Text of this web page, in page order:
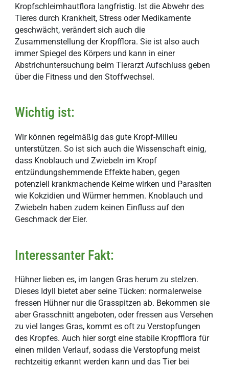
Kropfschleimhautflora langfristig. Ist die Abwehr des
Tieres durch Krankheit, Stress oder Medikamente
geschwächt, verändert sich auch die
Zusammenstellung der Kropfflora. Sie ist also auch
immer Spiegel des Körpers und kann in einer
Abstrichuntersuchung beim Tierarzt Aufschluss geben
über die Fitness und den Stoffwechsel.
Wichtig ist:
Wir können regelmäßig das gute Kropf-Milieu
unterstützen. So ist sich auch die Wissenschaft einig,
dass Knoblauch und Zwiebeln im Kropf
entzündungshemmende Effekte haben, gegen
potenziell krankmachende Keime wirken und Parasiten
wie Kokzidien und Würmer hemmen. Knoblauch und
Zwiebeln haben zudem keinen Einfluss auf den
Geschmack der Eier.
Interessanter Fakt:
Hühner lieben es, im langen Gras herum zu stelzen.
Dieses Idyll bietet aber seine Tücken: normalerweise
fressen Hühner nur die Grasspitzen ab. Bekommen sie
aber Grasschnitt angeboten, oder fressen aus Versehen
zu viel langes Gras, kommt es oft zu Verstopfungen
des Kropfes. Auch hier sorgt eine stabile Kropfflora für
einen milden Verlauf, sodass die Verstopfung meist
rechtzeitig erkannt werden kann und das Tier bei